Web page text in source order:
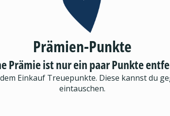
Prämien-Punkte
Prämie ist nur ein paar Punkte
Einkauf Treuepunkte. Diese kannst du
eintauschen.